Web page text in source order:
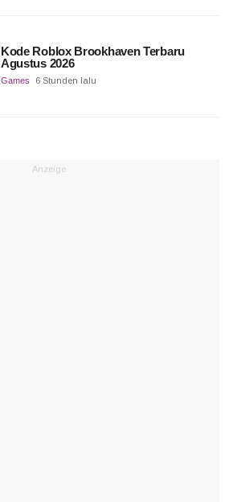
Kode Roblox Brookhaven Terbaru
Agustus 2026
Games 6 Stunden lalu
Anzeige